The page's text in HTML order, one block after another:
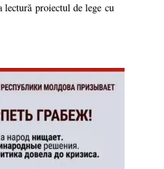
lectură proiectul de lege cu